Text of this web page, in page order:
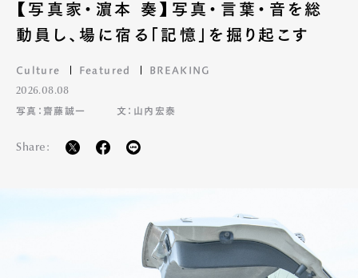
【写真家・濵本 奏】写真・言葉・音を総
動員し、場に宿る「記憶」を掘り起こす
Culture Featured BREAKING
2026.08.08
写真：齋藤誠一
文：山内宏泰
Share: